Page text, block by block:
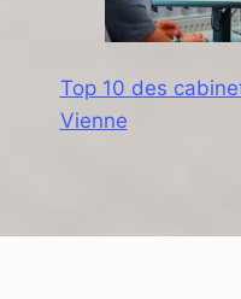
Top 10 des
Vienne